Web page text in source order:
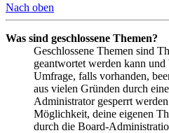
Nach oben
Was sind geschlossene Themen?
Geschlossene Themen sind
geantwortet werden kann und
Umfrage, falls vorhanden,
aus vielen Gründen durch
Administrator gesperrt
Möglichkeit, deine eigenen
durch die Board-